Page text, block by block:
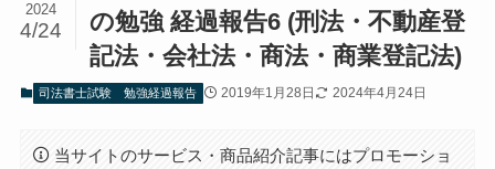
の勉強 経過報告6 (刑法・不動産登
記法・会社法・商法・商業登記法)
2024
4/24
司法書士試験 勉強経過報告 2019年1月28日 2024年4月24日
当サイトのサービス・商品紹介記事にはプロモーショ